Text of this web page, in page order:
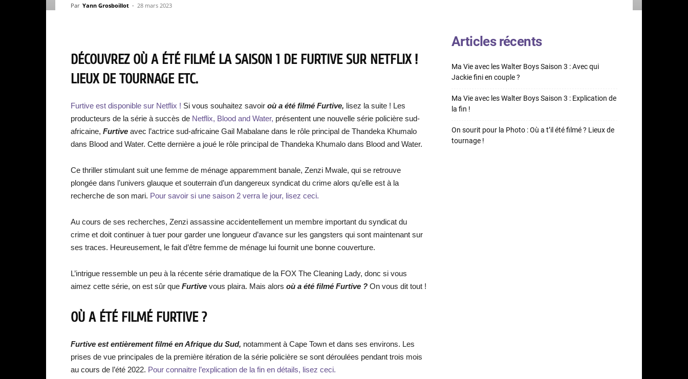
Par Yann Grosboillot - 28 mars 2023
DÉCOUVREZ OÙ A ÉTÉ FILMÉ LA SAISON 1 DE FURTIVE SUR NETFLIX !
LIEUX DE TOURNAGE ETC.
Furtive est disponible sur Netflix ! Si vous souhaitez savoir où a été filmé Furtive, lisez la suite ! Les
producteurs de la série à succès de Netflix, Blood and Water, présentent une nouvelle série policière sud-
africaine, Furtive avec l’actrice sud-africaine Gail Mabalane dans le rôle principal de Thandeka Khumalo
dans Blood and Water. Cette dernière a joué le rôle principal de Thandeka Khumalo dans Blood and Water.
Ce thriller stimulant suit une femme de ménage apparemment banale, Zenzi Mwale, qui se retrouve
plongée dans l’univers glauque et souterrain d’un dangereux syndicat du crime alors qu’elle est à la
recherche de son mari. Pour savoir si une saison 2 verra le jour, lisez ceci.
Au cours de ses recherches, Zenzi assassine accidentellement un membre important du syndicat du
crime et doit continuer à tuer pour garder une longueur d’avance sur les gangsters qui sont maintenant sur
ses traces. Heureusement, le fait d’être femme de ménage lui fournit une bonne couverture.
L’intrigue ressemble un peu à la récente série dramatique de la FOX The Cleaning Lady, donc si vous
aimez cette série, on est sûr que Furtive vous plaira. Mais alors où a été filmé Furtive ? On vous dit tout !
OÙ A ÉTÉ FILMÉ FURTIVE ?
Furtive est entièrement filmé en Afrique du Sud, notamment à Cape Town et dans ses environs. Les
prises de vue principales de la première itération de la série policière se sont déroulées pendant trois mois
au cours de l’été 2022. Pour connaitre l’explication de la fin en détails, lisez ceci.
Articles récents
Ma Vie avec les Walter Boys Saison 3 : Avec qui
Jackie fini en couple ?
Ma Vie avec les Walter Boys Saison 3 : Explication de
la fin !
On sourit pour la Photo : Où a t’il été filmé ? Lieux de
tournage !